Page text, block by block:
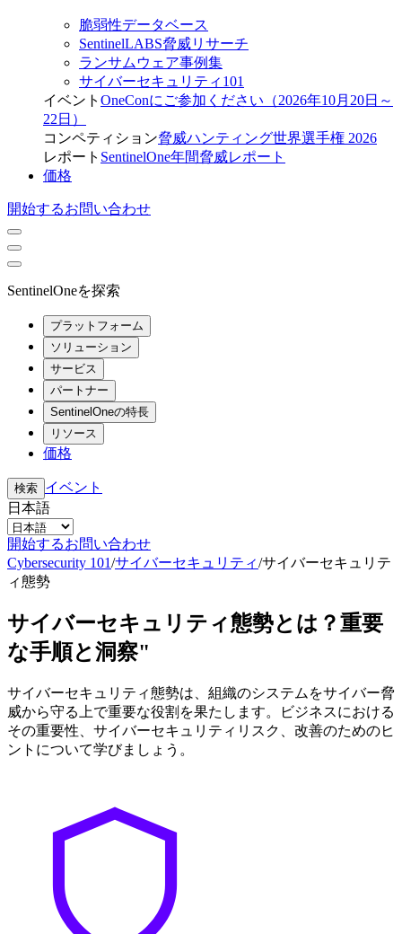
脆弱性データベース
SentinelLABS脅威リサーチ
ランサムウェア事例集
サイバーセキュリティ101
イベント OneConにご参加ください（2026年10月20日～
22日）
コンペティション脅威ハンティング世界選手権 2026
レポート SentinelOne年間脅威レポート
価格
開始するお問い合わせ
SentinelOneを探索
プラットフォーム
ソリューション
サービス
パートナー
SentinelOneの特長
リソース
価格
検索 イベント
日本語
開始するお問い合わせ
Cybersecurity 101/サイバーセキュリティ/サイバーセキュリテ
ィ態勢
サイバーセキュリティ態勢とは？重要
な手順と洞察"
サイバーセキュリティ態勢は、組織のシステムをサイバー脅
威から守る上で重要な役割を果たします。ビジネスにおける
その重要性、サイバーセキュリティリスク、改善のためのヒ
ントについて学びましょう。